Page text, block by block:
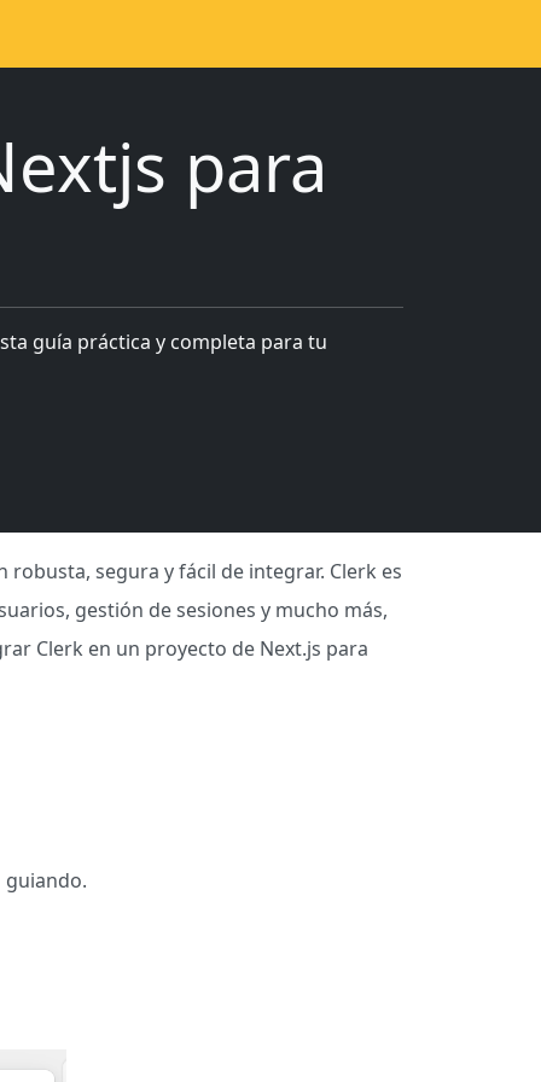
para
guía práctica y completa para tu
segura y fácil de integrar. Clerk es
gestión de sesiones y mucho más,
Clerk en un proyecto de Next.js para
guiando.